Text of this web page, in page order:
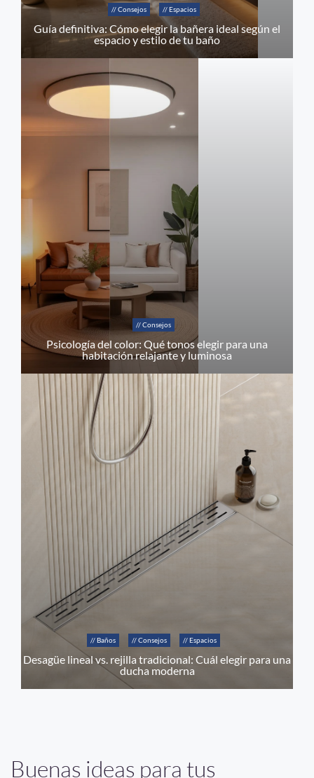
// Consejos // Espacios
Guía definitiva: Cómo elegir la bañera ideal según el
espacio y estilo de tu baño
// Consejos
Psicología del color: Qué tonos elegir para una
habitación relajante y luminosa
// Baños // Consejos // Espacios
Desagüe lineal vs. rejilla tradicional: Cuál elegir para una
ducha moderna
Buenas ideas para tus